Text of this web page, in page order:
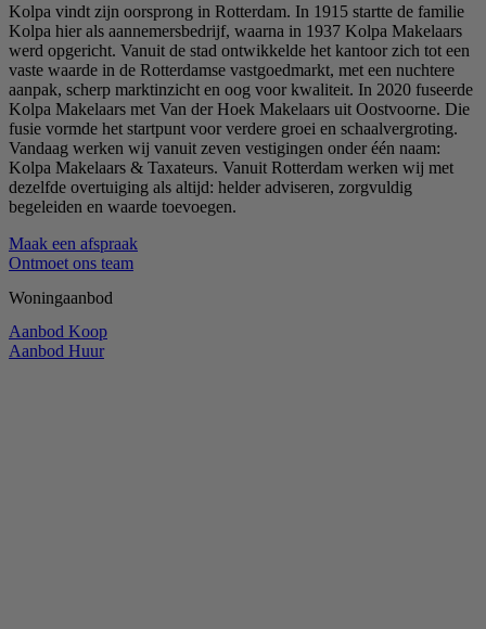
Kolpa vindt zijn oorsprong in Rotterdam. In 1915 startte de familie
Kolpa hier als aannemersbedrijf, waarna in 1937 Kolpa Makelaars
werd opgericht. Vanuit de stad ontwikkelde het kantoor zich tot een
vaste waarde in de Rotterdamse vastgoedmarkt, met een nuchtere
aanpak, scherp marktinzicht en oog voor kwaliteit. In 2020 fuseerde
Kolpa Makelaars met Van der Hoek Makelaars uit Oostvoorne. Die
fusie vormde het startpunt voor verdere groei en schaalvergroting.
Vandaag werken wij vanuit zeven vestigingen onder één naam:
Kolpa Makelaars & Taxateurs. Vanuit Rotterdam werken wij met
dezelfde overtuiging als altijd: helder adviseren, zorgvuldig
begeleiden en waarde toevoegen.
Maak een afspraak
Ontmoet ons team
Woningaanbod
Aanbod Koop
Aanbod Huur